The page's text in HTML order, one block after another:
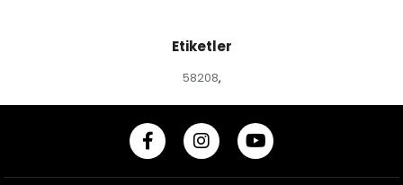
Etiketler
58208,